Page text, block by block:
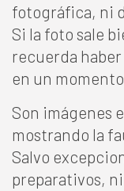
fotográfica, ni
Si la foto sale
recuerda
en un
Son imágenes
mostrando la
Salvo
preparativos,